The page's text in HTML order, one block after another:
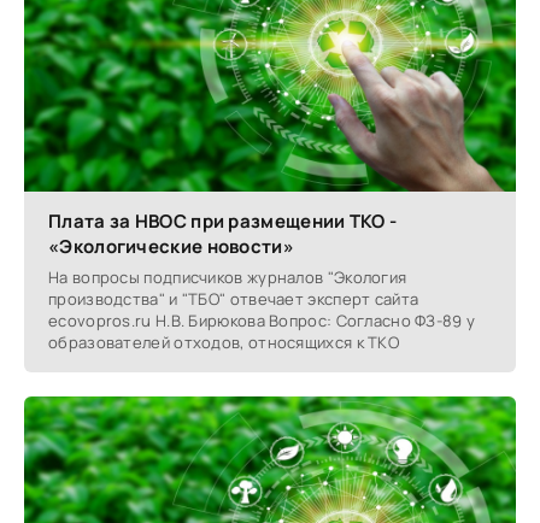
Плата за НВОС при размещении ТКО -
«Экологические новости»
На вопросы подписчиков журналов "Экология
производства" и "ТБО" отвечает эксперт сайта
ecovopros.ru Н.В. Бирюкова Вопрос: Согласно ФЗ-89 у
образователей отходов, относящихся к ТКО